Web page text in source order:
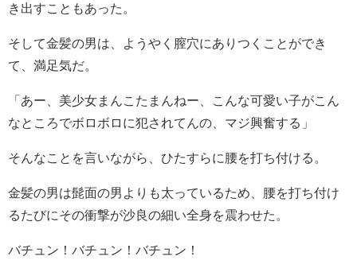
き出すこともあった。
そして金髪の男は、ようやく膣穴にありつくことができ
て、満足気だ。
「あー、美少女まんこたまんねー、こんな可愛い子がこん
なところでボロボロに犯されてんの、マジ興奮する」
そんなことを言いながら、ひたすらに腰を打ち付ける。
金髪の男は髭面の男よりも太っているため、腰を打ち付け
るたびにその衝撃が沙良の細い全身を震わせた。
バチュン！バチュン！バチュン！